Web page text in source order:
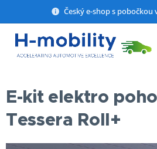
Český e-shop s pobočkou
E-kit elektro
Tessera Roll+